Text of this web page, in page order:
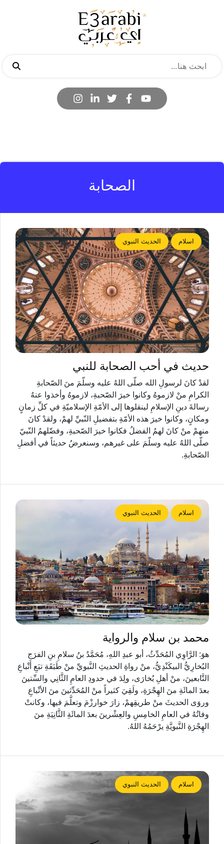
الصحابة
اسلام الحديث النبوي
حديث في أحب الصحابة للنبي
لقدْ كانَ لرسولِ الله صلّى اللهُ عليه وسلّمَ منَ الصّحابةِ
الكرامِ منْ لازموهُ وكانوا خيرَ الصّحبةِ، لازموهُ وأخذوا عنهُ
رسالةَ دينِ الإسلامِ لينقلوها إلى الأمّةِ الإسلاميّةِ في كلِّ زمانٍ
ومكانٍ، وكانوا خيرَ هذه الأمّةِ بتفضيلِ النّبيِّ لهمْ، ولقدْ كانَ
منهمْ منْ كانَ لهمُ الفضلُ فكانوا خيرَ الصّحبةِ، وفضّلهمُ النّبيّ
صلّى اللهُ عليه وسلّمَ على غيرهم، وسنعرضُ حديثاً في أفضلِ
الصّحابةِ.
اسلام الحديث النبوي
محمد بن سلام والرواية
هوَ: الرَّاوِي المُحَدِّثُ، أبو عبدِ اللهِ، مُحَمَّدُ بنُ سلامِ بنِ الفرَجِ
البُخارِيُّ البيكَنْدِيُّ، منْ رواةِ الحديثِ النَّبويِّ منْ طَبَقَةِ تبَعِ أتْباعِ
التَّابعينَ، منْ أهلِ بُخارَى، ولِدَ في حدودِ العامِ الثَّانِي والسِّتينَ
بعدَ المائَةِ منَ الهِجْرَةِ، ولَقِيَ كثيراً منْ المُحَدِّثينَ منَ الأتْباعِ
وروَى الحديثَ منْ طريقِهمْ، زارَ خوارزْمَ وتعلَّمَ فيها، وكانتْ
وفاتُهُ في العامِ الخامِسِ والعِشْرينَ بعدَ المائَةِ الثَّانِيَةِ منَ
الهِجْرَةِ النَّبويَّةِ يرْحَمُهُ اللهُ.
اسلام الحديث النبوي